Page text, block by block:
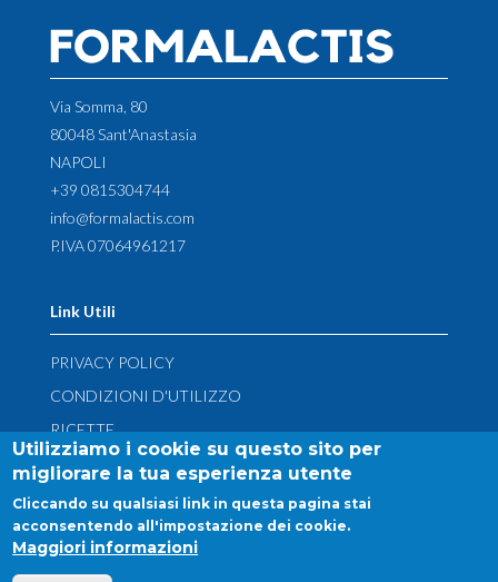
Via Somma, 80
80048 Sant'Anastasia
NAPOLI
+39 0815304744
info@formalactis.com
P.IVA 07064961217
Link Utili
PRIVACY POLICY
CONDIZIONI D'UTILIZZO
RICETTE
CONTATTI
DIRITTO DI RECESSO
Utilizziamo i cookie su questo sito per
migliorare la tua esperienza utente
Cliccando su qualsiasi link in questa pagina stai
acconsentendo all'impostazione dei cookie.
Maggiori informazioni